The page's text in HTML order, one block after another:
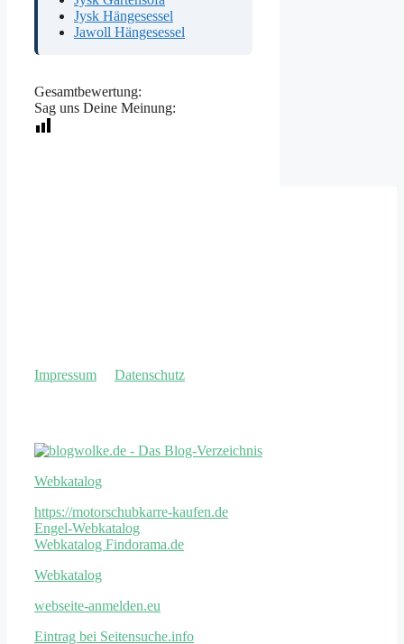
Jysk Hängesessel
Jawoll Hängesessel
Gesamtbewertung:
Sag uns Deine Meinung:
Impressum Datenschutz
Webkatalog
https://motorschubkarre-kaufen.de
Engel-Webkatalog
Webkatalog Findorama.de
Webkatalog
webseite-anmelden.eu
Eintrag bei Seitensuche.info